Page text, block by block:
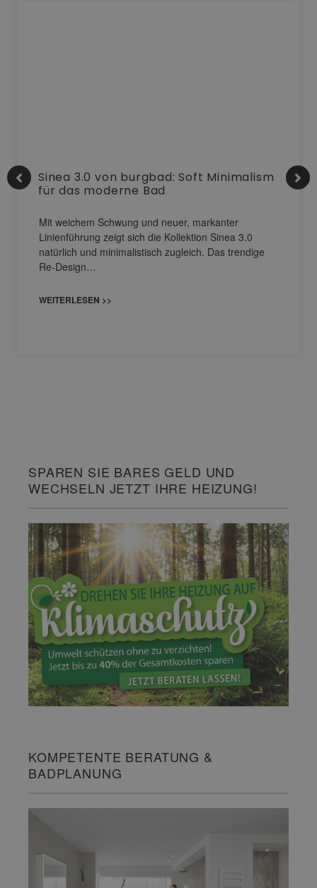
Sinea 3.0 von burgbad: Soft Minimalism
für das moderne Bad
Mit weichem Schwung und neuer, markanter
Linienführung zeigt sich die Kollektion Sinea 3.0
natürlich und minimalistisch zugleich. Das trendige
Re-Design…
WEITERLESEN >>
SPAREN SIE BARES GELD UND
WECHSELN JETZT IHRE HEIZUNG!
KOMPETENTE BERATUNG &
BADPLANUNG